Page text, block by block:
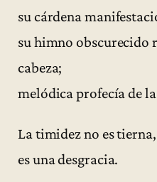
su cárdena
su himno obscurecido
cabeza;
melódica profecía de
La timidez no es tierna,
es una desgracia.